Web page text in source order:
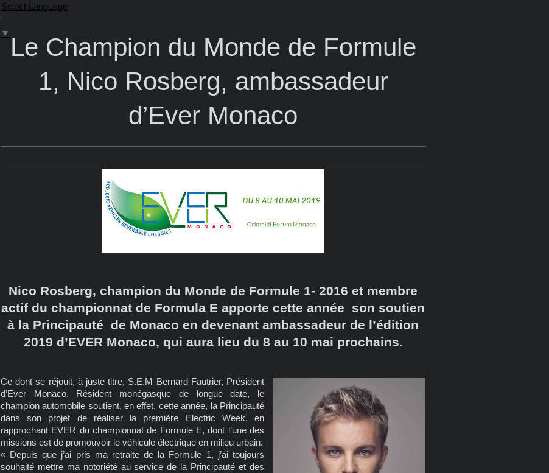
Select Language
▼ Le Champion du Monde de Formule
1, Nico Rosberg, ambassadeur
d’Ever Monaco
Nico Rosberg, champion du Monde de Formule 1- 2016 et membre
actif du championnat de Formula E apporte cette année son soutien
à la Principauté de Monaco en devenant ambassadeur de l’édition
2019 d’EVER Monaco, qui aura lieu du 8 au 10 mai prochains.
Ce dont se réjouit, à juste titre, S.E.M Bernard Fautrier, Président
d’Ever Monaco. Résident monégasque de longue date, le
champion automobile soutient, en effet, cette année, la Principauté
dans son projet de réaliser la première Electric Week, en
rapprochant EVER du championnat de Formule E, dont l’une des
missions est de promouvoir le véhicule électrique en milieu urbain.
« Depuis que j’ai pris ma retraite de la Formule 1, j’ai toujours
souhaité mettre ma notoriété au service de la Principauté et des